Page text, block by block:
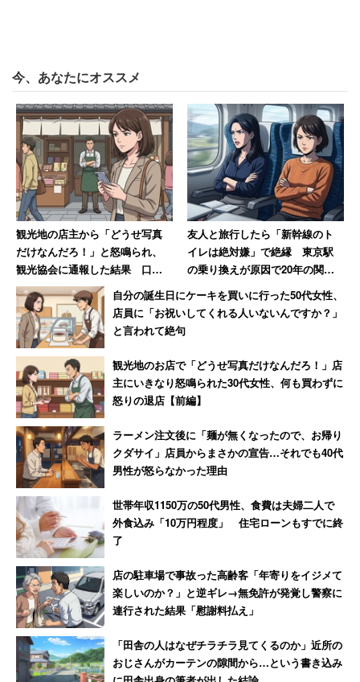
今、あなたにオススメ
観光地の店主から「どうせ写真
だけなんだろ！」と怒鳴られ、
観光協会に通報した結果 口コ
ミには外国人からの悲痛な声も
【後編】
友人と旅行したら「新幹線のト
イレは絶対嫌」で絶縁 東京駅
の乗り換えが原因で20年の関係
自分の誕生日にケーキを買いに行った50代女性、
店員に「お祝いしてくれる人いないんですか？」
と言われて絶句
観光地のお店で「どうせ写真だけなんだろ！」店
主にいきなり怒鳴られた30代女性、何も買わずに
怒りの退店【前編】
ラーメン注文後に「麺が無くなったので、お帰り
クダサイ」店員からまさかの宣告…それでも40代
男性が怒らなかった理由
世帯年収1150万の50代男性、食費は夫婦二人で
外食込み「10万円程度」 住宅ローンもすでに終
了
店の駐車場で事故った高齢客「年寄りをイジメて
楽しいのか？」と逆ギレ→無免許が発覚し警察に
連行された結果「慰謝料払え」
「田舎の人はなぜチラチラ見てくるのか」近所の
おじさんがカーテンの隙間から…という書き込み